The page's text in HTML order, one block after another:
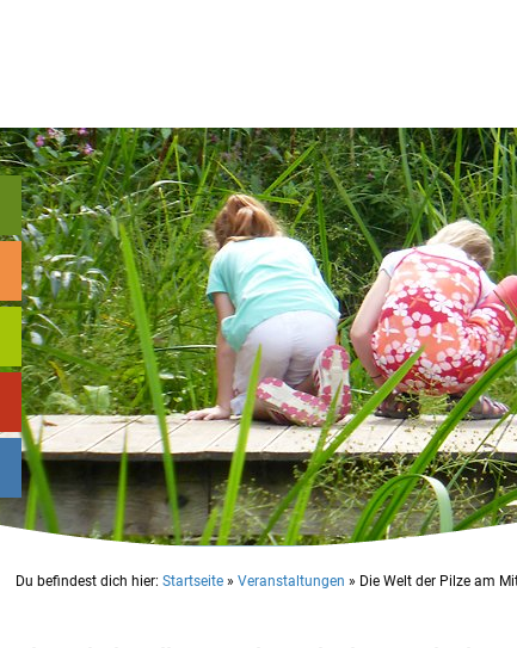
Du befindest dich hier: Startseite » Veranstaltungen » Die Welt der Pilze am